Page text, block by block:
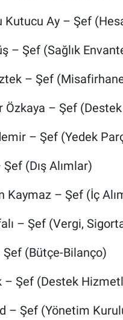
Kutucu Ay – Şef
– Şef (Sağlık
– Şef
Özkaya – Şef
– Şef (Yedek
(Dış Alımlar)
Kaymaz – Şef (İç
– Şef (Vergi,
(Bütçe-Bilanço)
– Şef (Destek
– Şef (Yönetim